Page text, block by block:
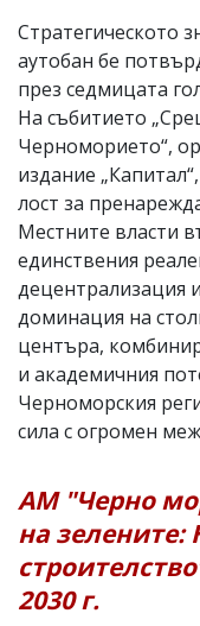
Стратегическото
аутобан бе
през седмицата
На събитието
Черноморието“,
издание
лост за
Местните власти
единствения
децентрализация
доминация на
центъра,
и академичния
Черноморския
сила с огромен
АМ "Черно
на
2030 г.